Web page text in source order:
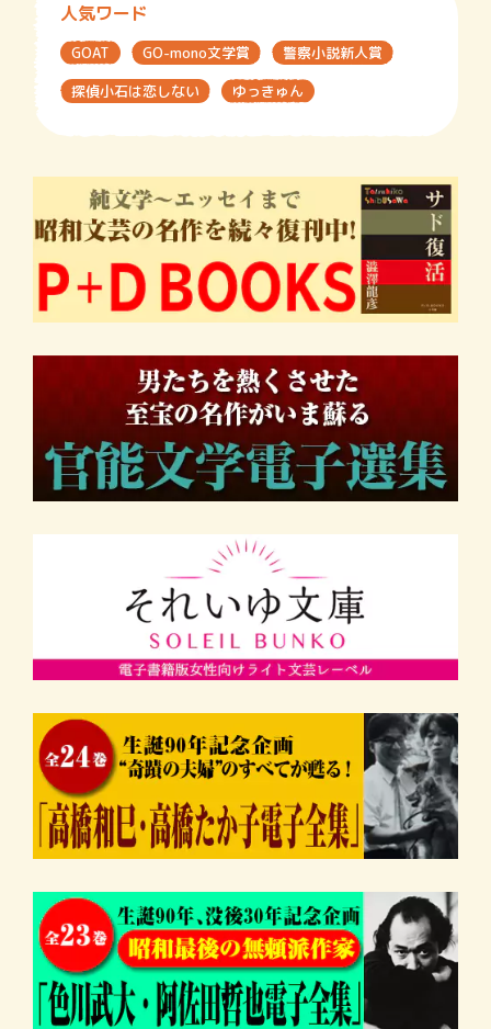
人気ワード
GOAT GO-mono文学賞
警察小説新人賞
探偵小石は恋しない
ゆっきゅん